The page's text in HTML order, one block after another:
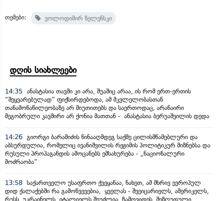
თემები: ვოლოდიმირ ზელენსკი
დღის სიახლეები
14:35 ანასტასია თავში კი არა, შუაშიც არაა,.ის რომ ერთ-ერთის
“შეყვარებულად” ფიქსირდებოდა, ამ მკვლელობასთან
თანამონაწილეობაზე არ მიუთითებს და საერთოდაც, არანაირი
მეგობრული კავშირი არ ქონია მათთან - ანასტასია ბერუაშვილის დედა
14:26 გიორგი ბარამიძის წინააღმდეგ საქმე ცილისმწამებლური და
აბსურდულია, რომელიც ივანიშვილის რეჟიმის პოლიტიკურ მიზნებსა და
რუსული პროპაგანდის ამოცანებს ემსახურება - „ნაციონალური
მოძრაობა”
13:58 საქართველო უსაფრთო ქვეყანაა, ნახეთ, ამ მხრივ ევროპულ
დიდ ქალაქებში რა გამოწვევებია, ყველას - შვეიცარიელს, ამერიკელს,
რუსს, უკრაინელს, იტალიელს შეუძლია, ჩამოვიდეს, შეზღუდული